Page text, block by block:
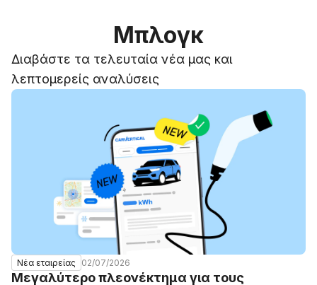
Μπλογκ
Διαβάστε τα τελευταία νέα μας και
λεπτομερείς αναλύσεις
Νέα εταιρείας 02/07/2026
Μεγαλύτερο πλεονέκτημα για τους